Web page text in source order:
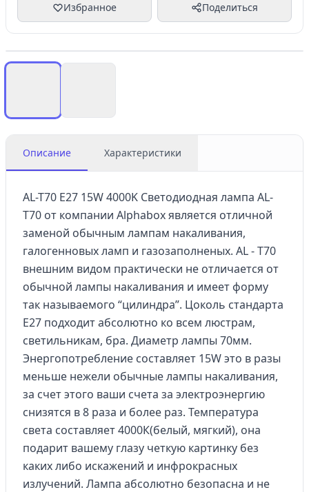
Избранное Поделиться
Описание Характеристики
AL-T70 E27 15W 4000K Светодиодная лампа AL-
T70 от компании Alphabox является отличной
заменой обычным лампам накаливания,
галогенновых ламп и газозаполненых. AL - T70
внешним видом практически не отличается от
обычной лампы накаливания и имеет форму
так называемого “цилиндра”. Цоколь стандарта
E27 подходит абсолютно ко всем люстрам,
светильникам, бра. Диаметр лампы 70мм.
Энергопотребление составляет 15W это в разы
меньше нежели обычные лампы накаливания,
за счет этого ваши счета за электроэнергию
снизятся в 8 раза и более раз. Температура
света составляет 4000К(белый, мягкий), она
подарит вашему глазу четкую картинку без
каких либо искажений и инфрокрасных
излучений. Лампа абсолютно безопасна и не